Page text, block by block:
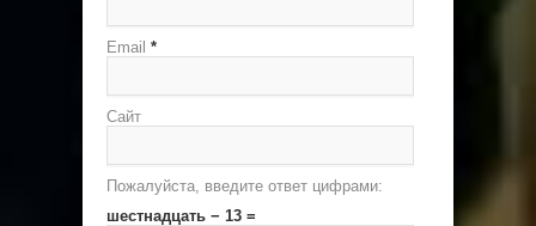
Email *
Сайт
Пожалуйста, введите ответ цифрами:
шестнадцать − 13 =